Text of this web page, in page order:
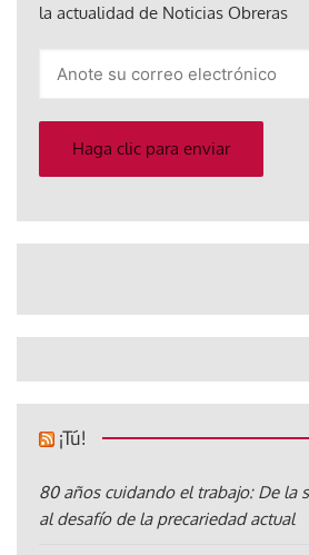
la actualidad de Noticias Obreras
electrónico
Haga clic para enviar
¡Tú!
80 años cuidando el trabajo: De la
al desafío de la precariedad actual